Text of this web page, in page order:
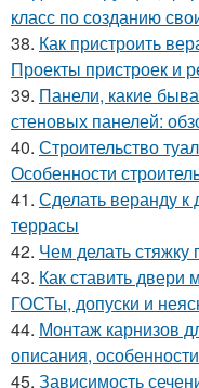
класс по созданию
38. Как пристроить
Проекты пристроек и
39. Панели, какие
стеновых панелей:
40. Строительство
Особенности
41. Сделать веранду к
террасы
42. Чем делать стяжку
43. Как ставить
ГОСТы, допуски и
44. Монтаж карнизов
описания,
45. Зависимость